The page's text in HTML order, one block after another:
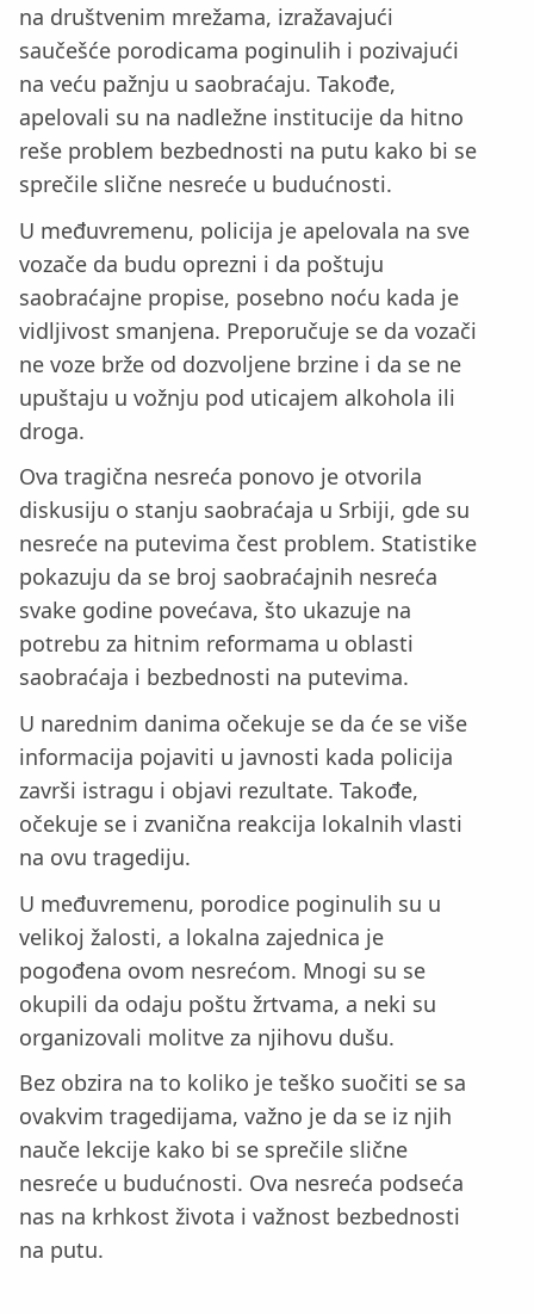
na društvenim mrežama, izražavajući
saučešće porodicama poginulih i pozivajući
na veću pažnju u saobraćaju. Takođe,
apelovali su na nadležne institucije da hitno
reše problem bezbednosti na putu kako bi se
sprečile slične nesreće u budućnosti.
U međuvremenu, policija je apelovala na sve
vozače da budu oprezni i da poštuju
saobraćajne propise, posebno noću kada je
vidljivost smanjena. Preporučuje se da vozači
ne voze brže od dozvoljene brzine i da se ne
upuštaju u vožnju pod uticajem alkohola ili
droga.
Ova tragična nesreća ponovo je otvorila
diskusiju o stanju saobraćaja u Srbiji, gde su
nesreće na putevima čest problem. Statistike
pokazuju da se broj saobraćajnih nesreća
svake godine povećava, što ukazuje na
potrebu za hitnim reformama u oblasti
saobraćaja i bezbednosti na putevima.
U narednim danima očekuje se da će se više
informacija pojaviti u javnosti kada policija
završi istragu i objavi rezultate. Takođe,
očekuje se i zvanična reakcija lokalnih vlasti
na ovu tragediju.
U međuvremenu, porodice poginulih su u
velikoj žalosti, a lokalna zajednica je
pogođena ovom nesrećom. Mnogi su se
okupili da odaju poštu žrtvama, a neki su
organizovali molitve za njihovu dušu.
Bez obzira na to koliko je teško suočiti se sa
ovakvim tragedijama, važno je da se iz njih
nauče lekcije kako bi se sprečile slične
nesreće u budućnosti. Ova nesreća podseća
nas na krhkost života i važnost bezbednosti
na putu.